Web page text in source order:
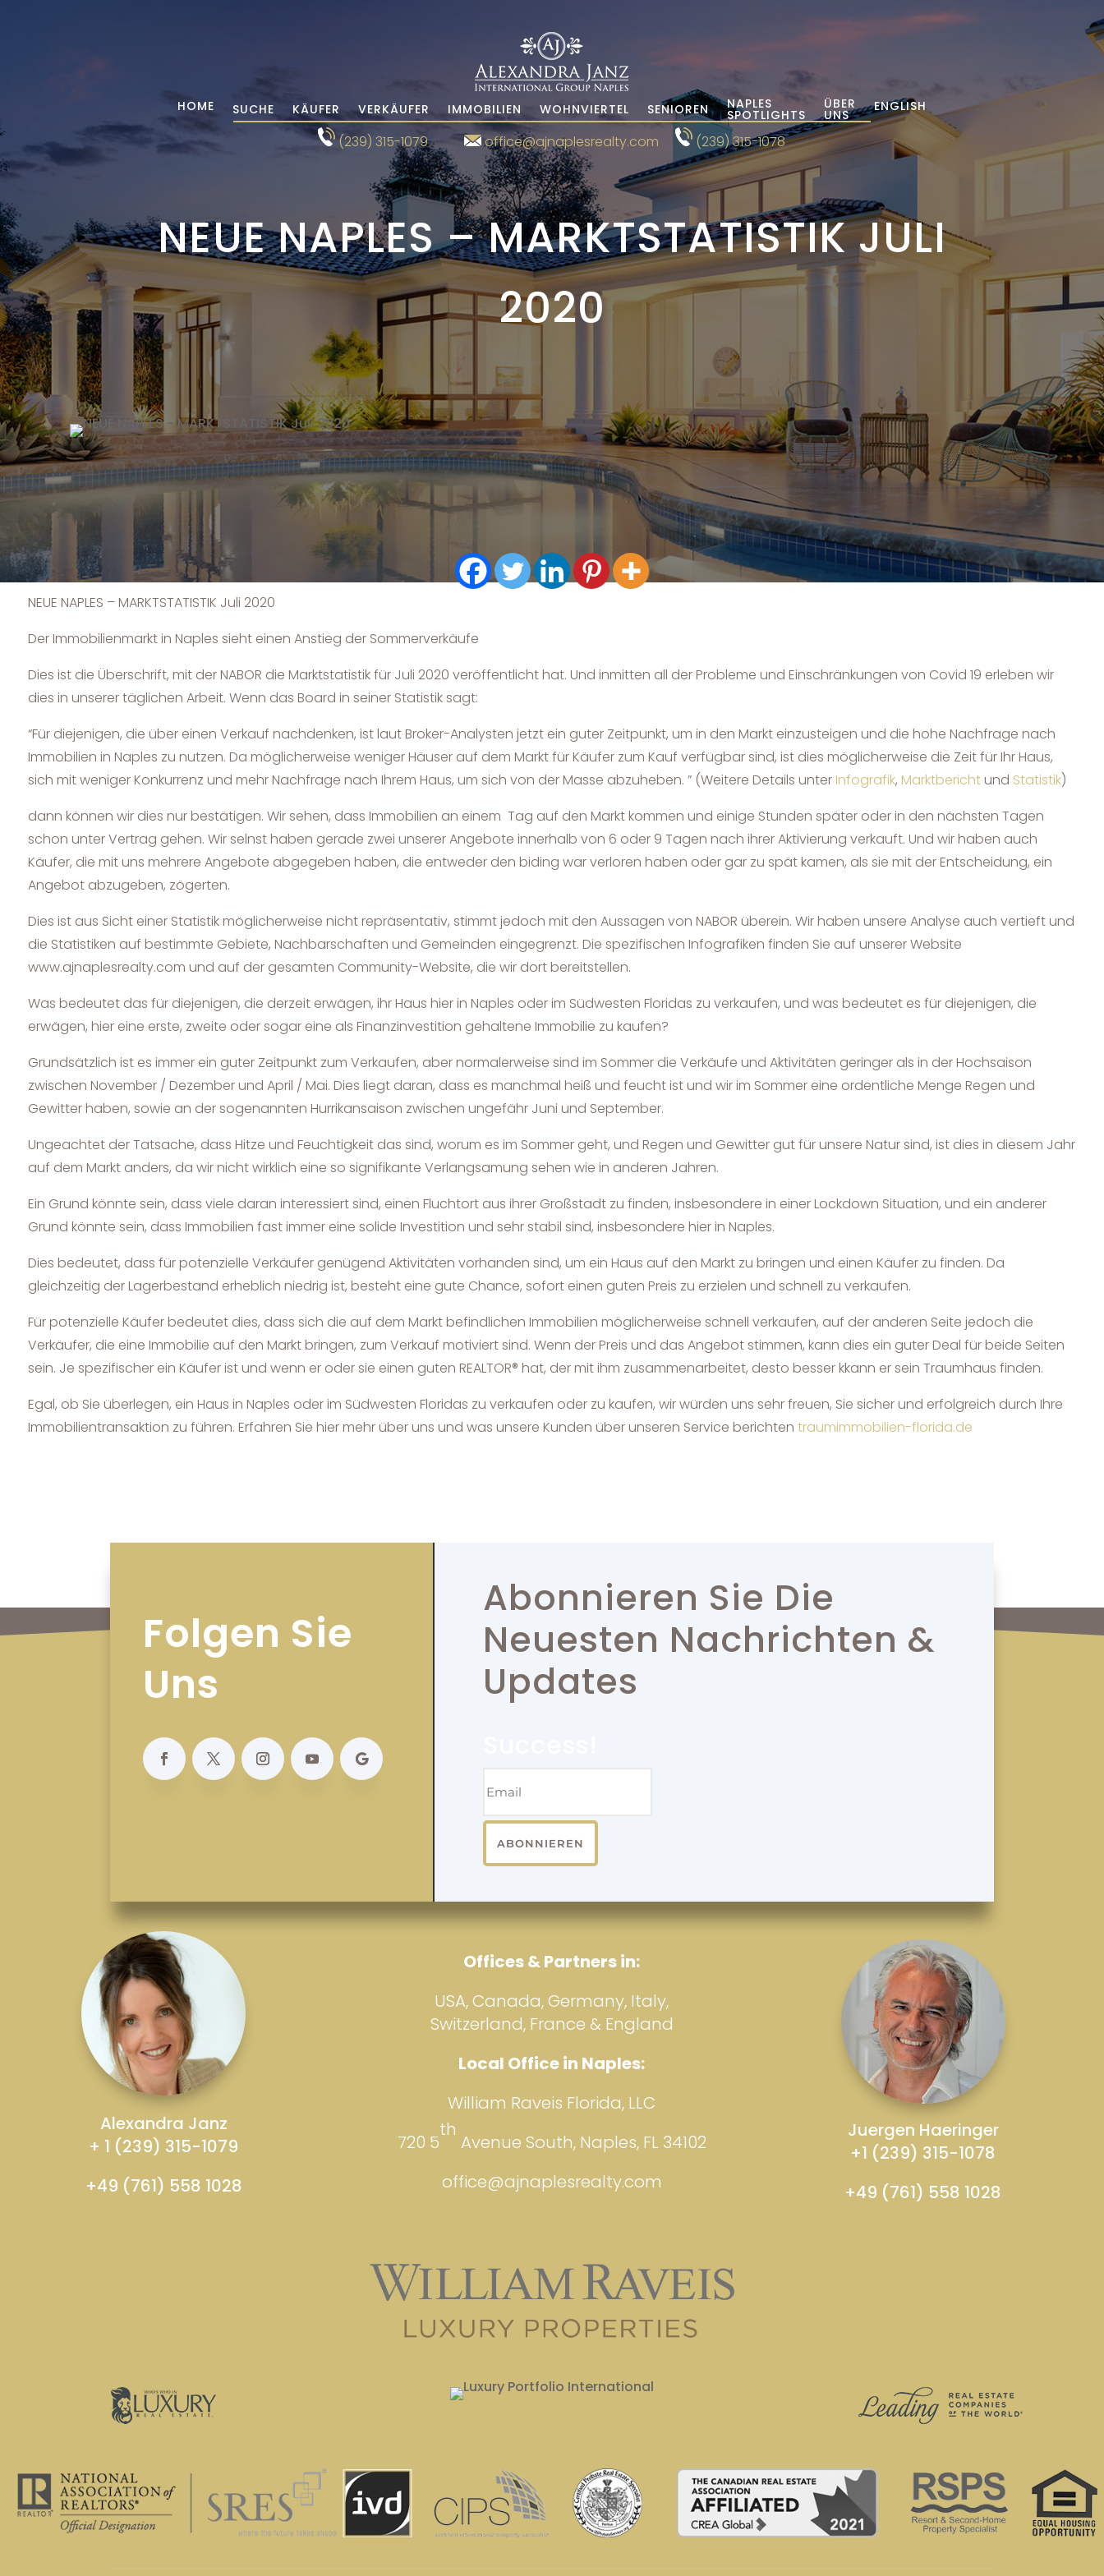
HOME SUCHE KÄUFER VERKÄUFER IMMOBILIEN WOHNVIERTEL SENIOREN NAPLES
SPOTLIGHTS
ÜBER
UNS
ENGLISH
(239) 315-1079 office@ajnaplesrealty.com (239) 315-1078
NEUE NAPLES – MARKTSTATISTIK JULI
2020
NEUE NAPLES – MARKTSTATISTIK Juli 2020
Der Immobilienmarkt in Naples sieht einen Anstieg der Sommerverkäufe
Dies ist die Überschrift, mit der NABOR die Marktstatistik für Juli 2020 veröffentlicht hat. Und inmitten all der Probleme und Einschränkungen von Covid 19 erleben wir
dies in unserer täglichen Arbeit. Wenn das Board in seiner Statistik sagt:
“Für diejenigen, die über einen Verkauf nachdenken, ist laut Broker-Analysten jetzt ein guter Zeitpunkt, um in den Markt einzusteigen und die hohe Nachfrage nach
Immobilien in Naples zu nutzen. Da möglicherweise weniger Häuser auf dem Markt für Käufer zum Kauf verfügbar sind, ist dies möglicherweise die Zeit für Ihr Haus,
sich mit weniger Konkurrenz und mehr Nachfrage nach Ihrem Haus, um sich von der Masse abzuheben. ” (Weitere Details unter Infografik, Marktberichtund Statistik)
dann können wir dies nur bestätigen. Wir sehen, dass Immobilien an einem Tag auf den Markt kommen und einige Stunden später oder in den nächsten Tagen
schon unter Vertrag gehen. Wir selnst haben gerade zwei unserer Angebote innerhalb von 6 oder 9 Tagen nach ihrer Aktivierung verkauft. Und wir haben auch
Käufer, die mit uns mehrere Angebote abgegeben haben, die entweder den biding war verloren haben oder gar zu spät kamen, als sie mit der Entscheidung, ein
Angebot abzugeben, zögerten.
Dies ist aus Sicht einer Statistik möglicherweise nicht repräsentativ, stimmt jedoch mit den Aussagen von NABOR überein. Wir haben unsere Analyse auch vertieft und
die Statistiken auf bestimmte Gebiete, Nachbarschaften und Gemeinden eingegrenzt. Die spezifischen Infografiken finden Sie auf unserer Website
www.ajnaplesrealty.com und auf der gesamten Community-Website, die wir dort bereitstellen.
Was bedeutet das für diejenigen, die derzeit erwägen, ihr Haus hier in Naples oder im Südwesten Floridas zu verkaufen, und was bedeutet es für diejenigen, die
erwägen, hier eine erste, zweite oder sogar eine als Finanzinvestition gehaltene Immobilie zu kaufen?
Grundsätzlich ist es immer ein guter Zeitpunkt zum Verkaufen, aber normalerweise sind im Sommer die Verkäufe und Aktivitäten geringer als in der Hochsaison
zwischen November / Dezember und April / Mai. Dies liegt daran, dass es manchmal heiß und feucht ist und wir im Sommer eine ordentliche Menge Regen und
Gewitter haben, sowie an der sogenannten Hurrikansaison zwischen ungefähr Juni und September.
Ungeachtet der Tatsache, dass Hitze und Feuchtigkeit das sind, worum es im Sommer geht, und Regen und Gewitter gut für unsere Natur sind, ist dies in diesem Jahr
auf dem Markt anders, da wir nicht wirklich eine so signifikante Verlangsamung sehen wie in anderen Jahren.
Ein Grund könnte sein, dass viele daran interessiert sind, einen Fluchtort aus ihrer Großstadt zu finden, insbesondere in einer Lockdown Situation, und ein anderer
Grund könnte sein, dass Immobilien fast immer eine solide Investition und sehr stabil sind, insbesondere hier in Naples.
Dies bedeutet, dass für potenzielle Verkäufer genügend Aktivitäten vorhanden sind, um ein Haus auf den Markt zu bringen und einen Käufer zu finden. Da
gleichzeitig der Lagerbestand erheblich niedrig ist, besteht eine gute Chance, sofort einen guten Preis zu erzielen und schnell zu verkaufen.
Für potenzielle Käufer bedeutet dies, dass sich die auf dem Markt befindlichen Immobilien möglicherweise schnell verkaufen, auf der anderen Seite jedoch die
Verkäufer, die eine Immobilie auf den Markt bringen, zum Verkauf motiviert sind. Wenn der Preis und das Angebot stimmen, kann dies ein guter Deal für beide Seiten
sein. Je spezifischer ein Käufer ist und wenn er oder sie einen guten REALTOR® hat, der mit ihm zusammenarbeitet, desto besser kkann er sein Traumhaus finden.
Egal, ob Sie überlegen, ein Haus in Naples oder im Südwesten Floridas zu verkaufen oder zu kaufen, wir würden uns sehr freuen, Sie sicher und erfolgreich durch Ihre
Immobilientransaktion zu führen. Erfahren Sie hier mehr über uns und was unsere Kunden über unseren Service berichten traumimmobilien-florida.de
Folgen Sie
Uns
Abonnieren Sie Die
Neuesten Nachrichten &
Updates
ABONNIEREN
Alexandra Janz
+ 1 (239) 315-1079
+49 (761) 558 1028
Offices & Partners in:
USA, Canada, Germany, Italy,
Switzerland, France & England
Local Office in Naples:
William Raveis Florida, LLC
720 5
th
Avenue South, Naples, FL 34102
office@ajnaplesrealty.com
Juergen Haeringer
+1 (239) 315-1078
+49 (761) 558 1028